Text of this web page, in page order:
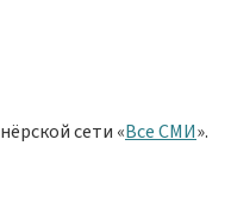
сети «Все СМИ».